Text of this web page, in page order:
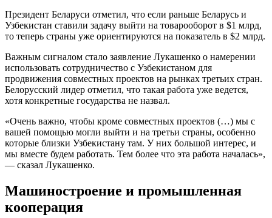
Президент Беларуси отметил, что если раньше Беларусь и
Узбекистан ставили задачу выйти на товарооборот в $1 млрд,
то теперь страны уже ориентируются на показатель в $2 млрд.
Важным сигналом стало заявление Лукашенко о намерении
использовать сотрудничество с Узбекистаном для
продвижения совместных проектов на рынках третьих стран.
Белорусский лидер отметил, что такая работа уже ведется,
хотя конкретные государства не назвал.
«Очень важно, чтобы кроме совместных проектов (…) мы с
вашей помощью могли выйти и на третьи страны, особенно
которые близки Узбекистану там. У них большой интерес, и
мы вместе будем работать. Тем более что эта работа началась»,
— сказал Лукашенко.
Машиностроение и промышленная
кооперация